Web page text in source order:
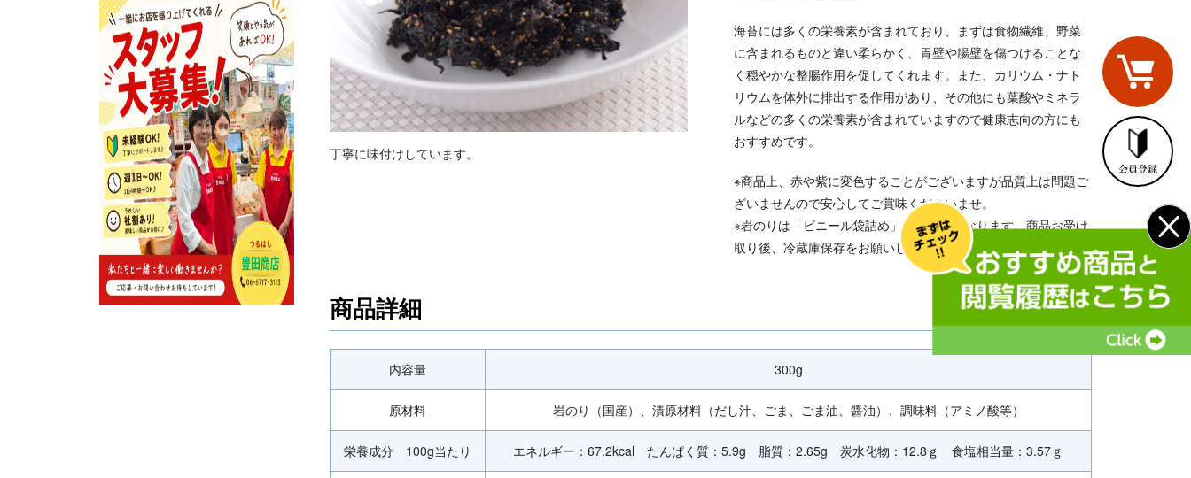
丁寧に味付けしています。
海苔には多くの栄養素が含まれており、まずは食物繊維、野菜
に含まれるものと違い柔らかく、胃壁や腸壁を傷つけることな
く穏やかな整腸作用を促してくれます。また、カリウム・ナト
リウムを体外に排出する作用があり、その他にも葉酸やミネラ
ルなどの多くの栄養素が含まれていますので健康志向の方にも
おすすめです。
※商品上、赤や紫に変色することがございますが品質上は問題ご
ざいませんので安心してご賞味くださいませ。
※岩のりは「ビニール袋詰め」での発送となります。商品お受け
取り後、冷蔵庫保存をお願いします。
商品詳細
内容量 300g
原材料 岩のり（国産）、漬原材料（だし汁、ごま、ごま油、醤油）、調味料（アミノ酸等）
栄養成分 100g当たり エネルギー：67.2kcal たんぱく質：5.9g 脂質：2.65g 炭水化物：12.8ｇ 食塩相当量：3.57ｇ